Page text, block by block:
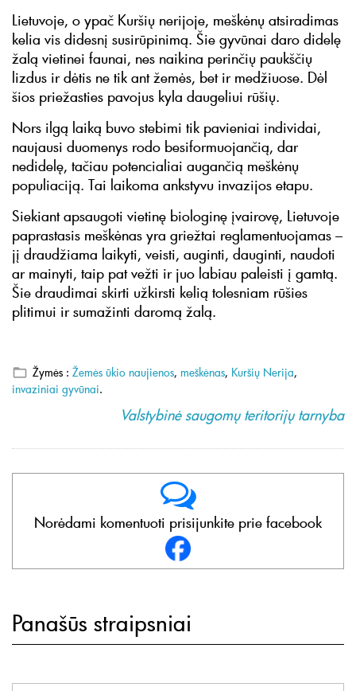
Lietuvoje, o ypač Kuršių nerijoje, meškėnų atsiradimas
kelia vis didesnį susirūpinimą. Šie gyvūnai daro didelę
žalą vietinei faunai, nes naikina perinčių paukščių
lizdus ir dėtis ne tik ant žemės, bet ir medžiuose. Dėl
šios priežasties pavojus kyla daugeliui rūšių.
Nors ilgą laiką buvo stebimi tik pavieniai individai,
naujausi duomenys rodo besiformuojančią, dar
nedidelę, tačiau potencialiai augančią meškėnų
populiaciją. Tai laikoma ankstyvu invazijos etapu.
Siekiant apsaugoti vietinę biologinę įvairovę, Lietuvoje
paprastasis meškėnas yra griežtai reglamentuojamas –
jį draudžiama laikyti, veisti, auginti, dauginti, naudoti
ar mainyti, taip pat vežti ir juo labiau paleisti į gamtą.
Šie draudimai skirti užkirsti kelią tolesniam rūšies
plitimui ir sumažinti daromą žalą.
Žymės : Žemės ūkio naujienos, meškėnas, Kuršių Nerija,
invaziniai gyvūnai.
Valstybinė saugomų teritorijų tarnyba
Norėdami komentuoti prisijunkite prie facebook
Panašūs straipsniai